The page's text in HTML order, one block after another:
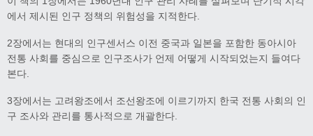
에서 제시된 인구 정책의 위험성을 지적한다.
2장에서는 현대의 인구센서스 이전 중국과 일본을 포함한 동아시아
전통 사회를 중심으로 인구조사가 언제 어떻게 시작되었는지 들여다
본다.
3장에서는 고려왕조에서 조선왕조에 이르기까지 한국 전통 사회의 인
구 조사와 관리를 통사적으로 개괄한다.